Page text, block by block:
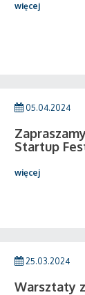
więcej
05.04.2024
Startup
więcej
25.03.2024
Warsztaty